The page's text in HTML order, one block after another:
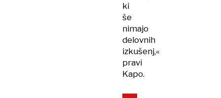
ki
še
nimajo
delovnih
izkušenj,«
pravi
Kapo.